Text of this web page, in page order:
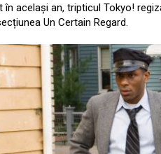
în același an, tripticul Tokyo!
Un Certain Regard.